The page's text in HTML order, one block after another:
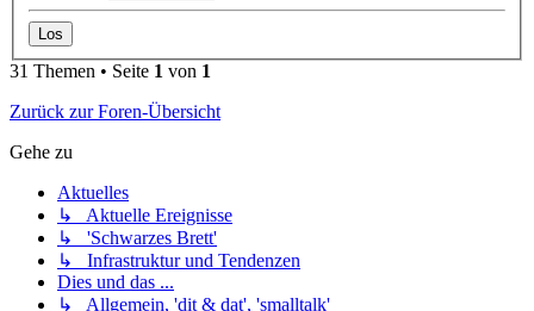
31 Themen • Seite 1 von 1
Zurück zur Foren-Übersicht
Gehe zu
Aktuelles
↳ Aktuelle Ereignisse
↳ 'Schwarzes Brett'
↳ Infrastruktur und Tendenzen
Dies und das ...
↳ Allgemein, 'dit & dat', 'smalltalk'